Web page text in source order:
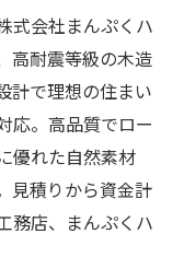
式会社まんぷくハ
高耐震等級の木造
計で理想の住まい
応。高品質でロー
優れた自然素材
見積りから資金計
務店、まんぷくハ